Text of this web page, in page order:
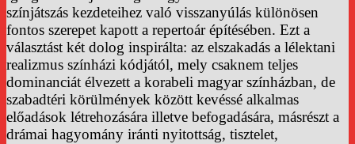
színjátszás kezdeteihez való visszanyúlás különösen
fontos szerepet kapott a repertoár építésében. Ezt a
választást két dolog inspirálta: az elszakadás a lélektani
realizmus színházi kódjától, mely csaknem teljes
dominanciát élvezett a korabeli magyar színházban, de
szabadtéri körülmények között kevéssé alkalmas
előadások létrehozására illetve befogadására, másrészt a
drámai hagyomány iránti nyitottság, tisztelet,